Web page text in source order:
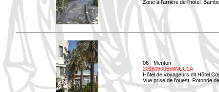
Zone à l'arrière de l'hôtel.
06 - Menton
20160600658NUC2A
Hôtel de voyageurs dit Hôtel
Vue prise de l'ouest. Rotonde